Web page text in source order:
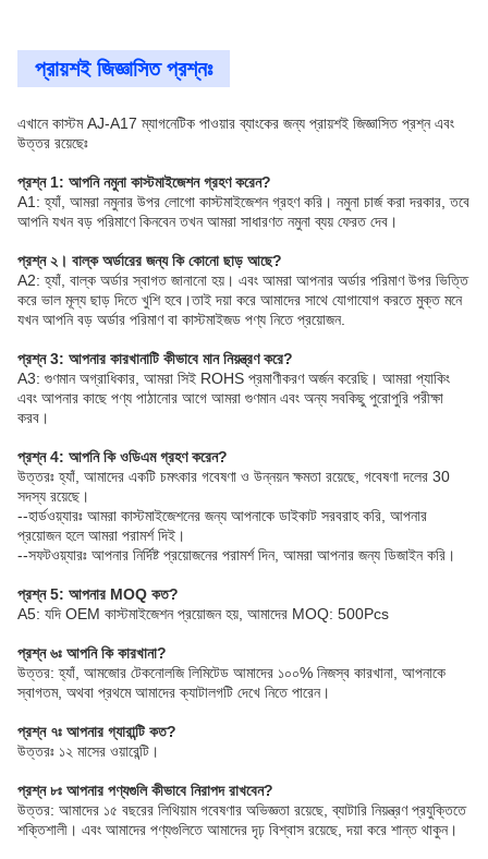
প্রায়শই জিজ্ঞাসিত প্রশ্নঃ
এখানে কাস্টম AJ-A17 ম্যাগনেটিক পাওয়ার ব্যাংকের জন্য প্রায়শই জিজ্ঞাসিত প্রশ্ন এবং
উত্তর রয়েছেঃ
প্রশ্ন 1: আপনি নমুনা কাস্টমাইজেশন গ্রহণ করেন?
A1: হ্যাঁ, আমরা নমুনার উপর লোগো কাস্টমাইজেশন গ্রহণ করি। নমুনা চার্জ করা দরকার, তবে
আপনি যখন বড় পরিমাণে কিনবেন তখন আমরা সাধারণত নমুনা ব্যয় ফেরত দেব।
প্রশ্ন ২। বাল্ক অর্ডারের জন্য কি কোনো ছাড় আছে?
A2: হ্যাঁ, বাল্ক অর্ডার স্বাগত জানানো হয়। এবং আমরা আপনার অর্ডার পরিমাণ উপর ভিত্তি
করে ভাল মূল্য ছাড় দিতে খুশি হবে।তাই দয়া করে আমাদের সাথে যোগাযোগ করতে মুক্ত মনে
যখন আপনি বড় অর্ডার পরিমাণ বা কাস্টমাইজড পণ্য নিতে প্রয়োজন.
প্রশ্ন 3: আপনার কারখানাটি কীভাবে মান নিয়ন্ত্রণ করে?
A3: গুণমান অগ্রাধিকার, আমরা সিই ROHS প্রমাণীকরণ অর্জন করেছি। আমরা প্যাকিং
এবং আপনার কাছে পণ্য পাঠানোর আগে আমরা গুণমান এবং অন্য সবকিছু পুরোপুরি পরীক্ষা
করব।
প্রশ্ন 4: আপনি কি ওডিএম গ্রহণ করেন?
উত্তরঃ হ্যাঁ, আমাদের একটি চমৎকার গবেষণা ও উন্নয়ন ক্ষমতা রয়েছে, গবেষণা দলের 30
সদস্য রয়েছে।
--হার্ডওয়্যারঃ আমরা কাস্টমাইজেশনের জন্য আপনাকে ডাইকাট সরবরাহ করি, আপনার
প্রয়োজন হলে আমরা পরামর্শ দিই।
--সফটওয়্যারঃ আপনার নির্দিষ্ট প্রয়োজনের পরামর্শ দিন, আমরা আপনার জন্য ডিজাইন করি।
প্রশ্ন 5: আপনার MOQ কত?
A5: যদি OEM কাস্টমাইজেশন প্রয়োজন হয়, আমাদের MOQ: 500Pcs
প্রশ্ন ৬ঃ আপনি কি কারখানা?
উত্তর: হ্যাঁ, আমজোর টেকনোলজি লিমিটেড আমাদের ১০০% নিজস্ব কারখানা, আপনাকে
স্বাগতম, অথবা প্রথমে আমাদের ক্যাটালগটি দেখে নিতে পারেন।
প্রশ্ন ৭ঃ আপনার গ্যারান্টি কত?
উত্তরঃ ১২ মাসের ওয়ারেন্টি।
প্রশ্ন ৮ঃ আপনার পণ্যগুলি কীভাবে নিরাপদ রাখবেন?
উত্তর: আমাদের ১৫ বছরের লিথিয়াম গবেষণার অভিজ্ঞতা রয়েছে, ব্যাটারি নিয়ন্ত্রণ প্রযুক্তিতে
শক্তিশালী। এবং আমাদের পণ্যগুলিতে আমাদের দৃঢ় বিশ্বাস রয়েছে, দয়া করে শান্ত থাকুন।